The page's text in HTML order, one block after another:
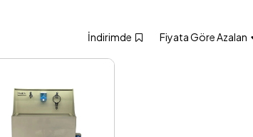
İndirimde Fiyata Göre Azalan